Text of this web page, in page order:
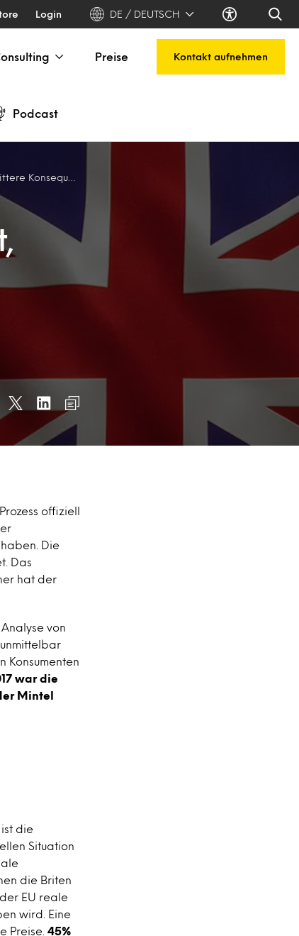
Login DE / DEUTSCH
Preise Kontakt aufnehmen
Podcast
am Horizont
offiziell
Die
Das
hat der
von
Konsumenten
war die
Mintel
die
Situation
die Briten
EU reale
wird. Eine
Preise. 45%